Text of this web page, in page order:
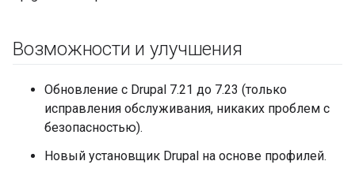
Возможности и улучшения
Обновление с Drupal 7.21 до 7.23 (только
исправления обслуживания, никаких проблем с
безопасностью).
Новый установщик Drupal на основе профилей.